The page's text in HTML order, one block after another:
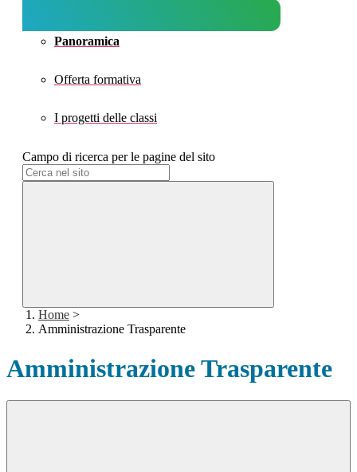
Panoramica
Offerta formativa
I progetti delle classi
Campo di ricerca per le pagine del sito
Home >
Amministrazione Trasparente
Amministrazione Trasparente